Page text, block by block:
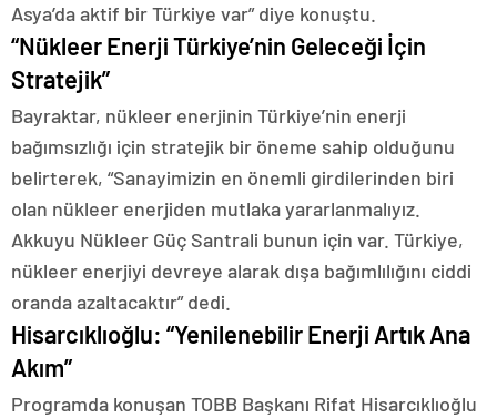
Asya’da aktif bir Türkiye var” diye konuştu.
“Nükleer Enerji Türkiye’nin Geleceği İçin
Stratejik”
Bayraktar, nükleer enerjinin Türkiye’nin enerji
bağımsızlığı için stratejik bir öneme sahip olduğunu
belirterek, “Sanayimizin en önemli girdilerinden biri
olan nükleer enerjiden mutlaka yararlanmalıyız.
Akkuyu Nükleer Güç Santrali bunun için var. Türkiye,
nükleer enerjiyi devreye alarak dışa bağımlılığını ciddi
oranda azaltacaktır” dedi.
Hisarcıklıoğlu: “Yenilenebilir Enerji Artık Ana
Akım”
Programda konuşan TOBB Başkanı Rifat Hisarcıklıoğlu